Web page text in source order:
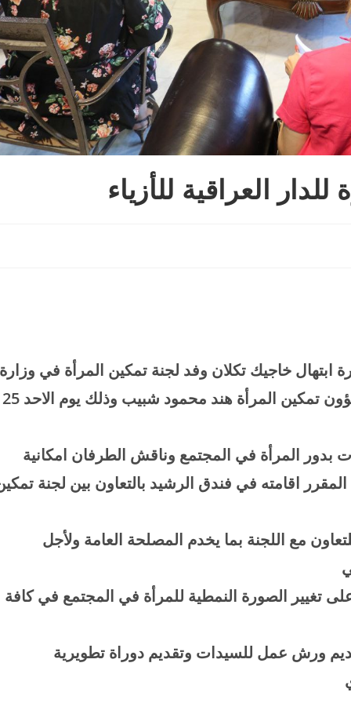
العراقية للأزياء
ابتهال خاجيك تكلان وفد لجنة تمكين المرأة في وزارة
الثقافة والسياحة والاثار متمثلة بمديرة قسم شؤون تمكين المرأة هند محمود شبيب وذلك يوم الاحد 25
بدور المرأة في المجتمع وناقش الطرفان امكانية
اقامته في فندق الرشيد بالتعاون بين لجنة
مع اللجنة بما يخدم المصلحة العامة ولأجل
تغيير الصورة النمطية للمرأة في المجتمع في كافة
ورش عمل للسيدات وتقديم دوراة تطويرية